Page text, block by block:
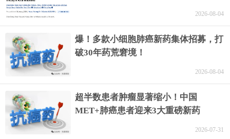
2026-08-04
爆！多款小细胞肺癌新药集体招募，打
破30年药荒窘境！
2026-08-04
超半数患者肿瘤显著缩小！中国
MET+肺癌患者迎来3大重磅新药
2026-07-31